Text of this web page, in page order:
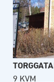
9 KVM